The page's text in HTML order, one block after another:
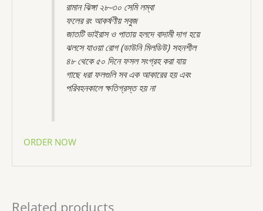
রামান ঝিঙ্গা ২৮-৩০ সেমি লম্বা
ফলের রং আকর্ষণীয় সবুজ
জাতটি ভাইরাস ও পাতায় হলদে বাদামী দাগ হয়ে
ঝলসে যাওয়া রোগ (ডাউনি মিলডিউ) সহনশীল
৪৮ থেকে ৫০ দিনে ফসল সংগ্রহ করা যায়
গাছে ধরা ফলগুলি সব এক আকারের হয় এবং
পরিবহনকালে ক্ষতিগ্রস্ত হয় না
ORDER NOW
Related products